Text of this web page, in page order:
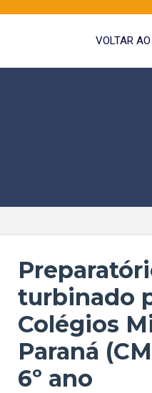
VOLTAR
turbinado
Colégios
Paraná
6º ano